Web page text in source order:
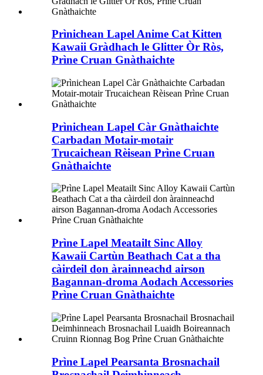
Prìnichean Lapel Anime Cat Kitten
Kawaii Gràdhach le Glitter Òr Ròs,
Prìne Cruan Gnàthaichte
Prìnichean Lapel Càr Gnàthaichte
Carbadan Motair-motair
Trucaichean Rèisean Prìne Cruan
Gnàthaichte
Prìne Lapel Meatailt Sinc Alloy
Kawaii Cartùn Beathach Cat a tha
càirdeil don àrainneachd airson
Bagannan-droma Aodach Accessories
Prìne Cruan Gnàthaichte
Prìne Lapel Pearsanta Brosnachail